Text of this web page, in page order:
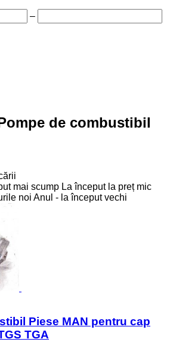
–
de combustibil
mai scump La început la preț mic
noi Anul - la început vechi
Piese MAN pentru cap
TGA